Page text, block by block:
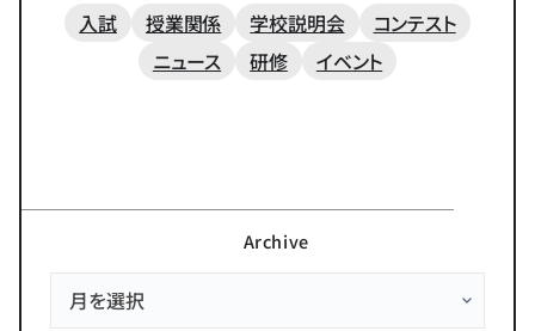
入試 授業関係 学校説明会
コンテスト
ニュース
研修 イベント
Archive